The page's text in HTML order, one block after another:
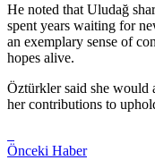
He noted that Uludağ
spent years waiting for
an exemplary sense of
hopes alive.
Öztürkler said she would
her contributions to
Önceki Haber